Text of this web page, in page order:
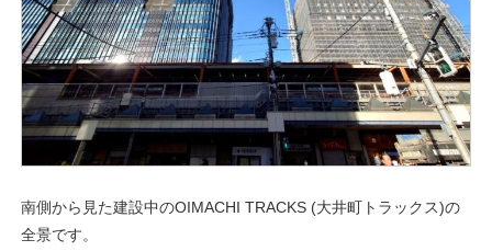
南側から見た建設中のOIMACHI TRACKS (大井町トラックス)の
全景です。